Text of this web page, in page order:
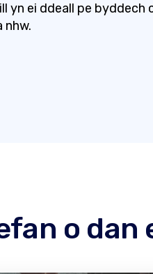
yn ei ddeall pe byddech
nhw.
o dan